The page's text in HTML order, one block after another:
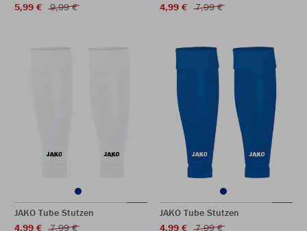
5,99 €
9,99 €
4,99 €
7,99 €
JAKO Tube Stutzen
4,99 €
7,99 €
JAKO Tube Stutzen
4,99 €
7,99 €